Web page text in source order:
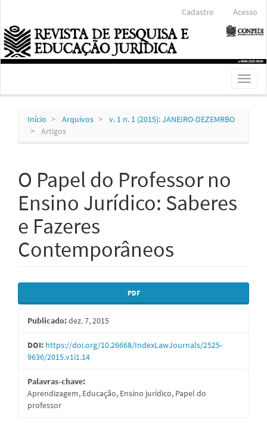
Conteúdo
principal
Barra
Lateral
Cadastro Acesso
Toggle
Início Arquivos
v. 1 n. 1 (2015): JANEIRO-DEZEMRBO
Artigos
O Papel do Professor no
Ensino Jurídico: Saberes
e Fazeres
Contemporâneos
Barra
lateral
de
artigos
PDF
Publicado:dez. 7, 2015
DOI: https://doi.org/10.26668/IndexLawJournals/2525-
9636/2015.v1i1.14
Palavras-chave:
Aprendizagem, Educação, Ensino jurídico, Papel do
professor